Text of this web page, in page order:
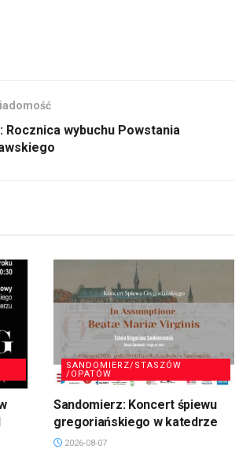
Rocznica wybuchu Powstania
SANDOMIERZ/STASZÓW
/OPATÓW
Sandomierz: Koncert śpiewu
gregoriańskiego w katedrze
2026-08-07